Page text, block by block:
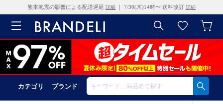
熊本地震の影響による配送遅延 詳細 ｜ 7/30(木)14時〜 送料改訂 詳細
カテゴリ ブランド